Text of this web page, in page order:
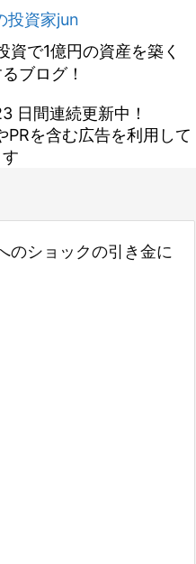
投資家jun
で1億円の資産を築く
ブログ！
日間連続更新中！
を含む広告を利用して
のショックの引き金に